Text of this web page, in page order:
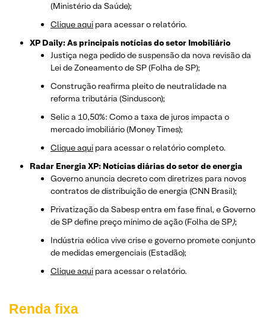
(Ministério da Saúde);
Clique aqui para acessar o relatório.
XP Daily: As principais notícias do setor Imobiliário
Justiça nega pedido de suspensão da nova revisão da
Lei de Zoneamento de SP (Folha de SP);
Construção reafirma pleito de neutralidade na
reforma tributária (Sinduscon);
Selic a 10,50%: Como a taxa de juros impacta o
mercado imobiliário (Money Times);
Clique aqui para acessar o relatório completo.
Radar Energia XP: Notícias diárias do setor de energia
Governo anuncia decreto com diretrizes para novos
contratos de distribuição de energia (CNN Brasil);
Privatização da Sabesp entra em fase final, e Governo
de SP define preço mínimo de ação(Folha de SP);
Indústria eólica vive crise e governo promete conjunto
de medidas emergenciais (Estadão);
Clique aqui para acessar o relatório.
Renda fixa